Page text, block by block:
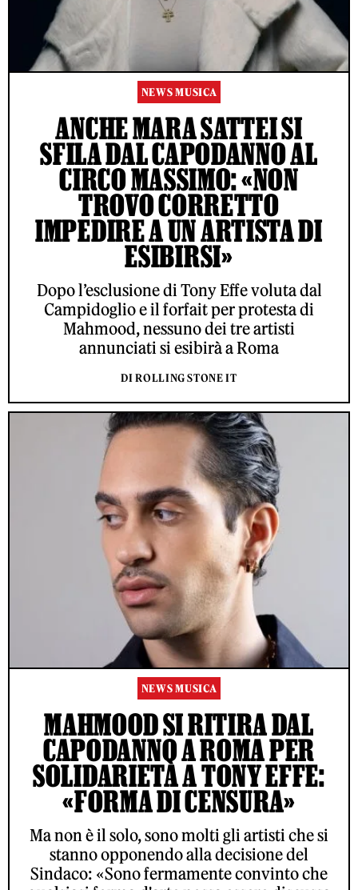
NEWS MUSICA
ANCHE MARA SATTEI SI
SFILA DAL CAPODANNO AL
CIRCO MASSIMO: «NON
TROVO CORRETTO
IMPEDIRE A UN ARTISTA DI
ESIBIRSI»
Dopo l’esclusione di Tony Effe voluta dal
Campidoglio e il forfait per protesta di
Mahmood, nessuno dei tre artisti
annunciati si esibirà a Roma
DI ROLLING STONE IT
NEWS MUSICA
MAHMOOD SI RITIRA DAL
CAPODANNO A ROMA PER
SOLIDARIETÀ A TONY EFFE:
«FORMA DI CENSURA»
Ma non è il solo, sono molti gli artisti che si
stanno opponendo alla decisione del
Sindaco: «Sono fermamente convinto che